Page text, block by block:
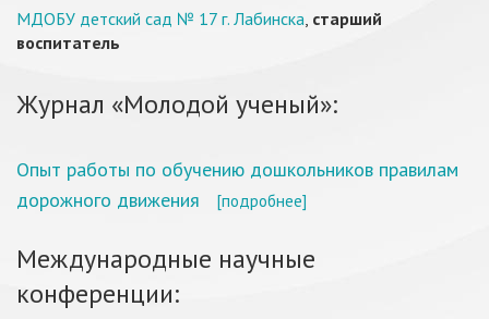
МДОБУ детский сад № 17 г. Лабинска, старший
воспитатель
Журнал «Молодой ученый»:
Опыт работы по обучению дошкольников правилам
дорожного движения
[подробнее]
Международные научные
конференции: